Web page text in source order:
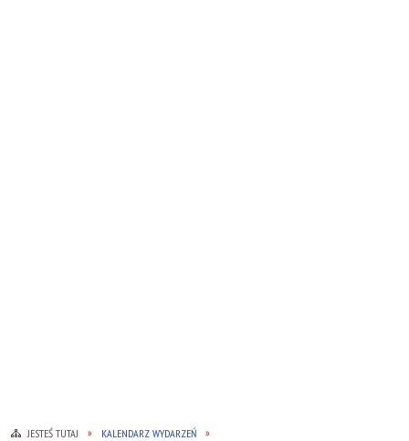
JESTEŚ TUTAJ
KALENDARZ WYDARZEŃ